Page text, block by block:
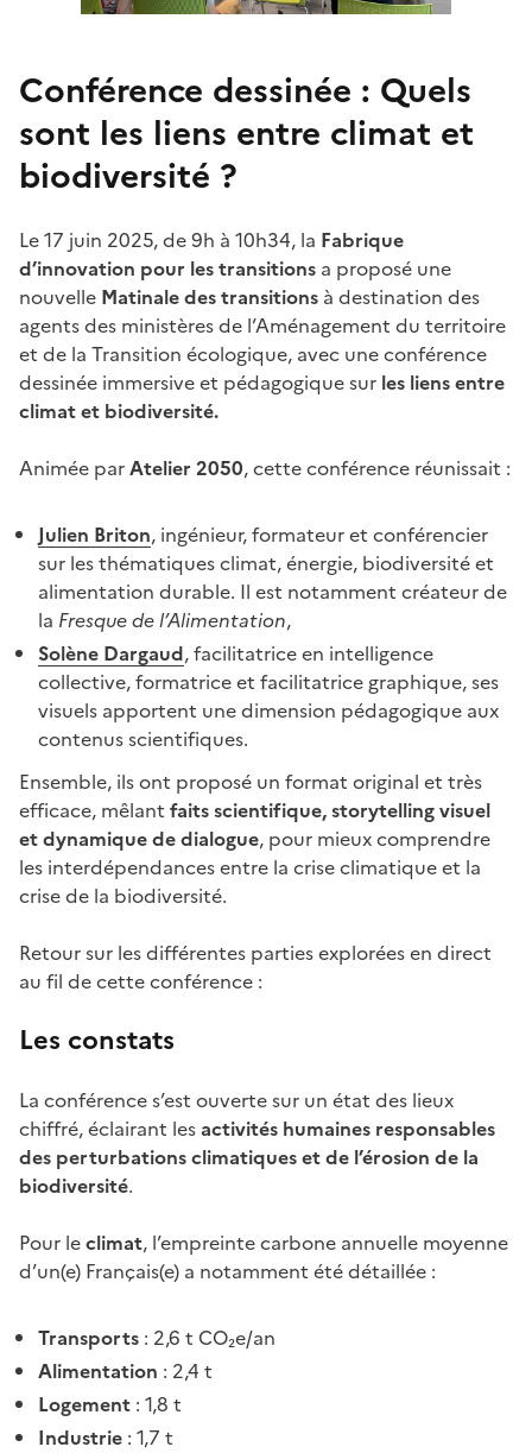
Conférence dessinée : Quels
sont les liens entre climat et
biodiversité ?
Le 17 juin 2025, de 9h à 10h34, la Fabrique
d’innovation pour les transitions a proposé une
nouvelle Matinale des transitions à destination des
agents des ministères de l’Aménagement du territoire
et de la Transition écologique, avec une conférence
dessinée immersive et pédagogique sur les liens entre
climat et biodiversité.
Animée parAtelier 2050, cette conférence réunissait :
Julien Briton, ingénieur, formateur et conférencier
sur les thématiques climat, énergie, biodiversité et
alimentation durable. Il est notamment créateur de
la Fresque de l’Alimentation,
Solène Dargaud, facilitatrice en intelligence
collective, formatrice et facilitatrice graphique, ses
visuels apportent une dimension pédagogique aux
contenus scientifiques.
Ensemble, ils ont proposé un format original et très
efficace, mêlant faits scientifique, storytelling visuel
et dynamique de dialogue, pour mieux comprendre
les interdépendances entre la crise climatique et la
crise de la biodiversité.
Retour sur les différentes parties explorées en direct
au fil de cette conférence :
Les constats
La conférence s’est ouverte sur un état des lieux
chiffré, éclairant lesactivités humaines responsables
des perturbations climatiques et de l’érosion de la
biodiversité.
Pour leclimat, l’empreinte carbone annuelle moyenne
d’un(e) Français(e) a notamment été détaillée :
Transports : 2,6 t CO₂e/an
Alimentation : 2,4 t
Logement : 1,8 t
Industrie : 1,7 t